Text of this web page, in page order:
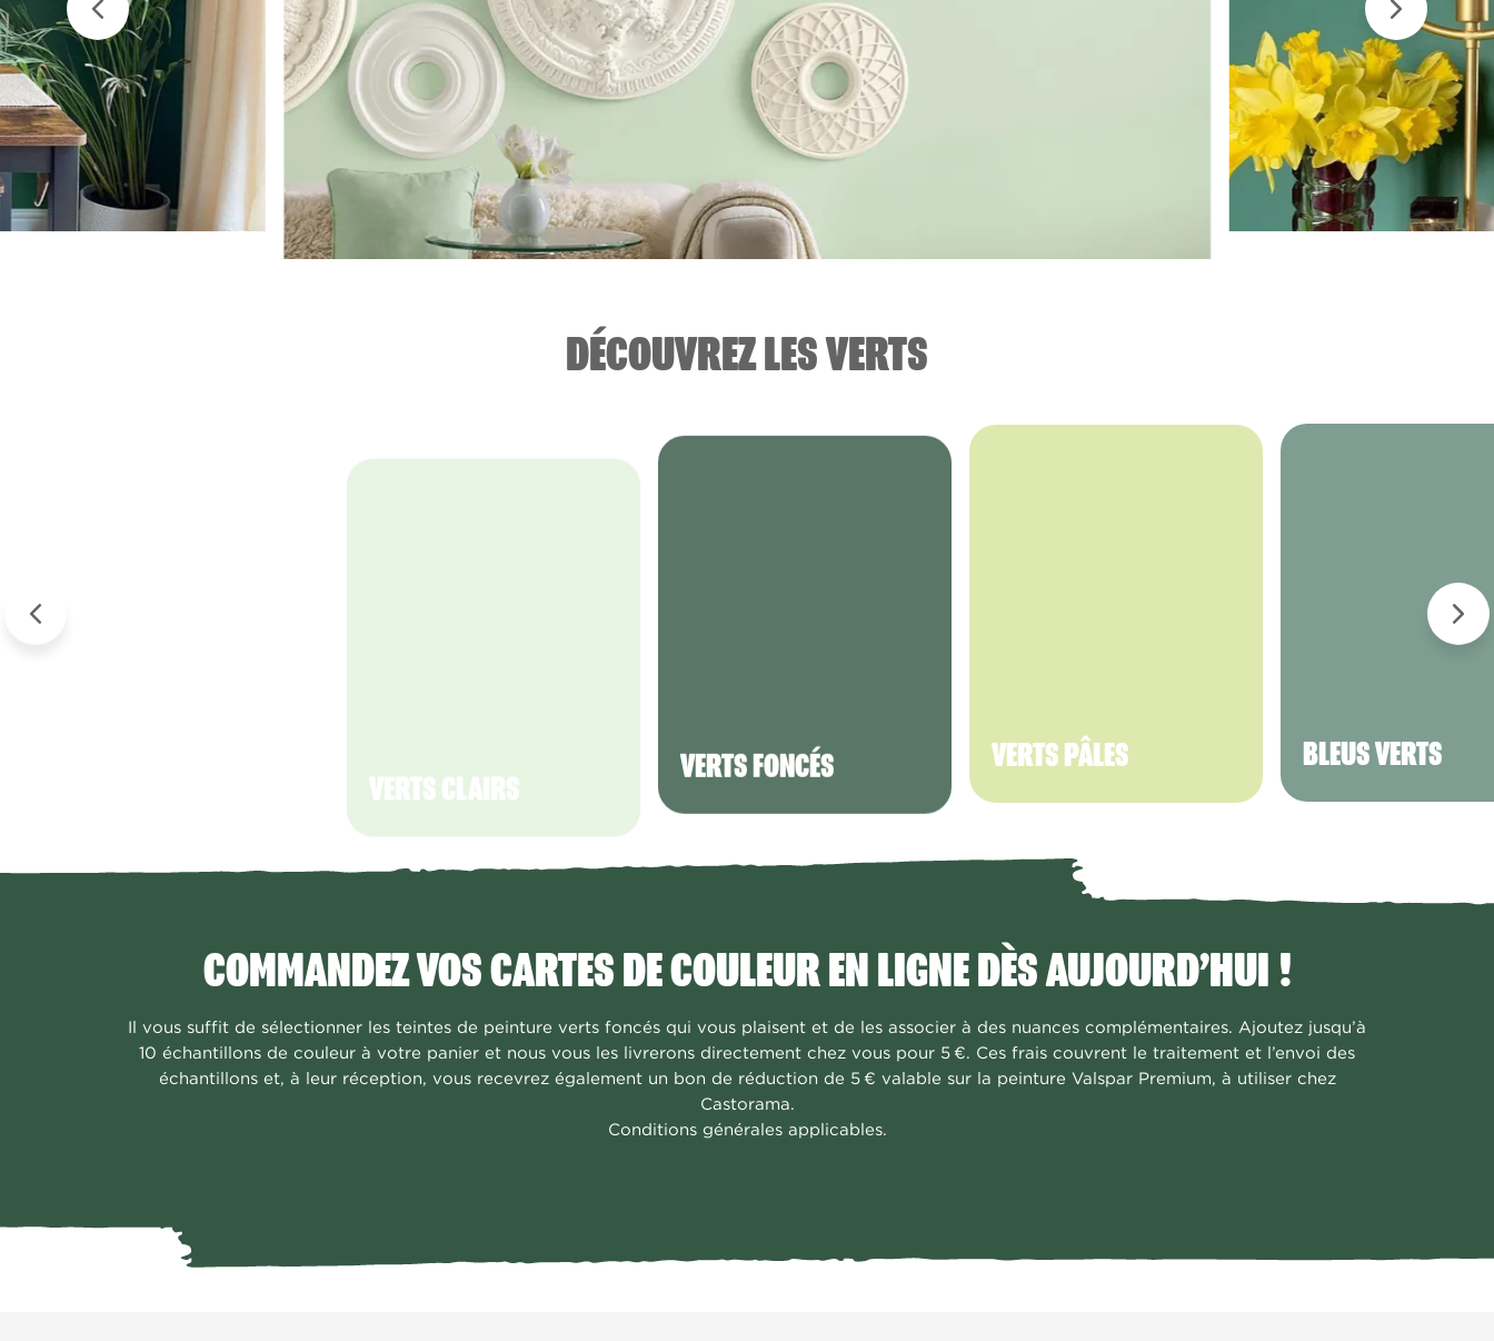
DÉCOUVREZ LES VERTS
VERTS FONCÉS VERTS PÂLES BLEUS VERTS
COMMANDEZ VOS CARTES DE COULEUR EN LIGNE DÈS AUJOURD’HUI !
Il vous suffit de sélectionner les teintes de peinture verts foncés qui vous plaisent et de les associer à des nuances complémentaires. Ajoutez jusqu’à
10 échantillons de couleur à votre panier et nous vous les livrerons directement chez vous pour 5 €. Ces frais couvrent le traitement et l’envoi des
échantillons et, à leur réception, vous recevrez également un bon de réduction de 5 € valable sur la peinture Valspar Premium, à utiliser chez
Castorama.
Conditions générales applicables.